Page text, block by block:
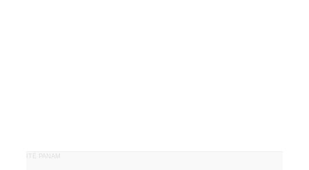
PUBLICITÉ PANAM